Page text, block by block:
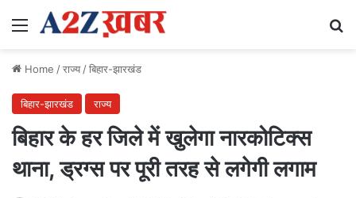
Menu
Home /राज्य/बिहार-झारखंड
बिहार-झारखंड राज्य
बिहार के हर जिले में खुलेगा नारकोटिक्स
थाना, ड्रग्स पर पूरी तरह से लगेगी लगाम